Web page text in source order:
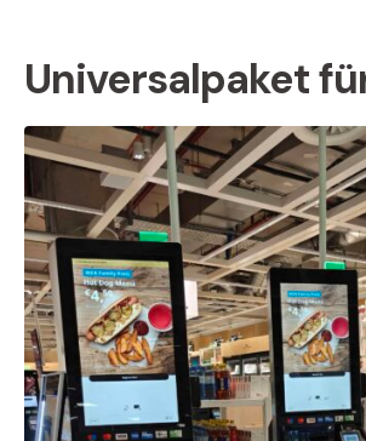
Universalpaket